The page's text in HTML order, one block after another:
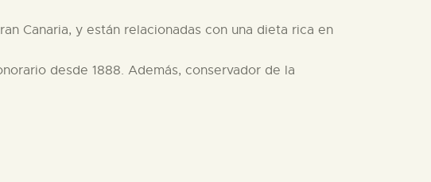
Canaria, y están relacionadas con una dieta rica en
desde 1888. Además, conservador de la